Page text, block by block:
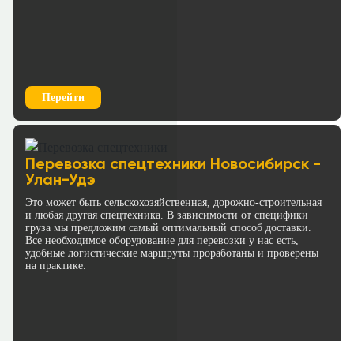
Перейти
Перевозка спецтехники Новосибирск -
Улан-Удэ
Это может быть сельскохозяйственная, дорожно-строительная
и любая другая спецтехника. В зависимости от специфики
груза мы предложим самый оптимальный способ доставки.
Все необходимое оборудование для перевозки у нас есть,
удобные логистические маршруты проработаны и проверены
на практике.